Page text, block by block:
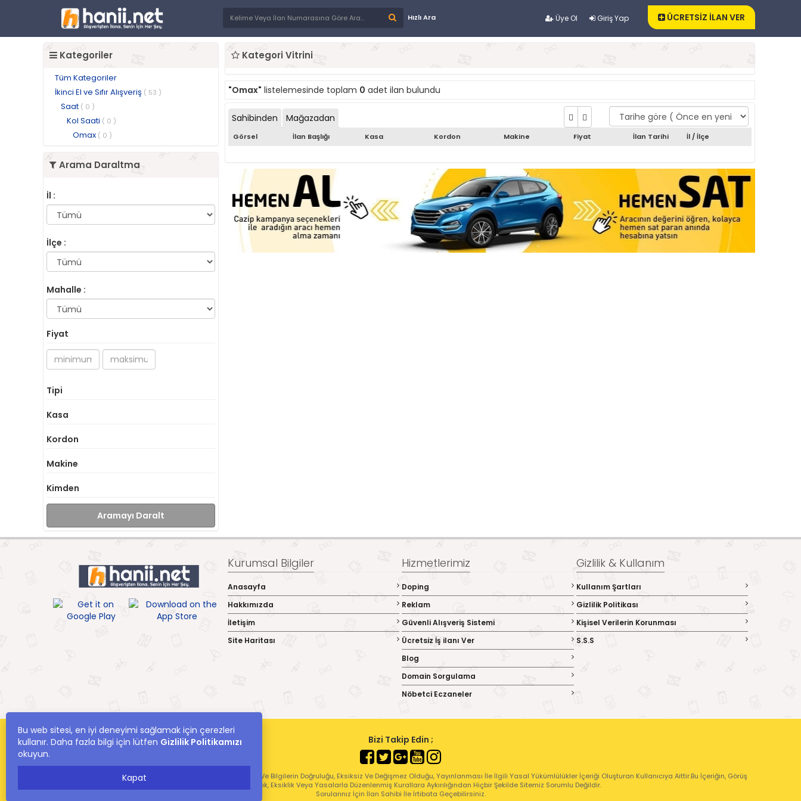
Üye Ol Giriş Yap
Hızlı Ara ÜCRETSİZ İLAN VER
Kategoriler
Tüm Kategoriler
İkinci El ve Sıfır Alışveriş ( 53 )
Saat ( 0 )
Kol Saati ( 0 )
Omax ( 0 )
Arama Daraltma
İl :
İlçe :
Mahalle :
Fiyat
Tipi
Kasa
Kordon
Makine
Kimden
Aramayı Daralt
Kategori Vitrini
"Omax" listelemesinde toplam 0 adet ilan bulundu
Sahibinden Mağazadan
Görsel İlan Başlığı Kasa Kordon Makine Fiyat İlan Tarihi İl / İlçe
Kurumsal Bilgiler
Anasayfa
Hakkımızda
İletişim
Site Haritası
Hizmetlerimiz
Doping
Reklam
Güvenli Alışveriş Sistemi
Ücretsiz İş ilanı Ver
Blog
Domain Sorgulama
Nöbetci Eczaneler
Gizlilik & Kullanım
Kullanım Şartları
Gizlilik Politikası
Kişisel Verilerin Korunması
S.S.S
Bizi Takip Edin ;
hanii.net Yer Alan Kullanıcıların Oluşturduğu Tüm İçerik, Görüş Ve Bilgilerin Doğruluğu, Eksiksiz Ve Değişmez Olduğu, Yayınlanması İle İlgili Yasal Yükümlülükler İçeriği Oluşturan Kullanıcıya Aittir.Bu İçeriğin, Görüş
Ve Bilgilerin Yanlışlık, Eksiklik Veya Yasalarla Düzenlenmiş Kurallara Aykırılığından Hiçbir Şekilde Sitemiz Sorumlu Değildir.
Sorularınız İçin İlan Sahibi İle İrtibata Geçebilirsiniz.
Bu web sitesi, en iyi deneyimi sağlamak için çerezleri
kullanır. Daha fazla bilgi için lütfen Gizlilik Politikamızı
okuyun.
Kapat